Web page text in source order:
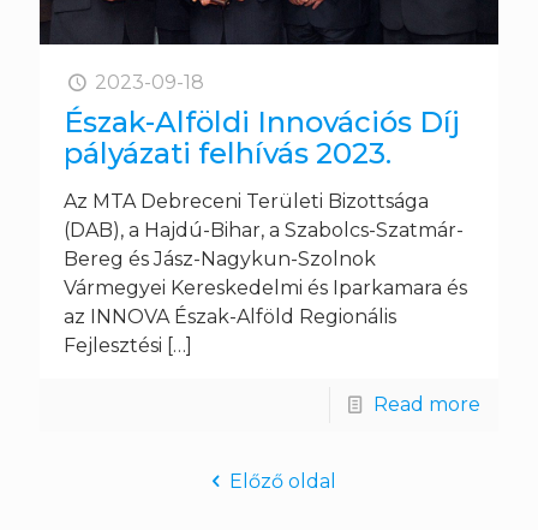
2023-09-18
Észak-Alföldi Innovációs Díj
pályázati felhívás 2023.
Az MTA Debreceni Területi Bizottsága
(DAB), a Hajdú-Bihar, a Szabolcs-Szatmár-
Bereg és Jász-Nagykun-Szolnok
Vármegyei Kereskedelmi és Iparkamara és
az INNOVA Észak-Alföld Regionális
Fejlesztési […]
Read more
Előző oldal